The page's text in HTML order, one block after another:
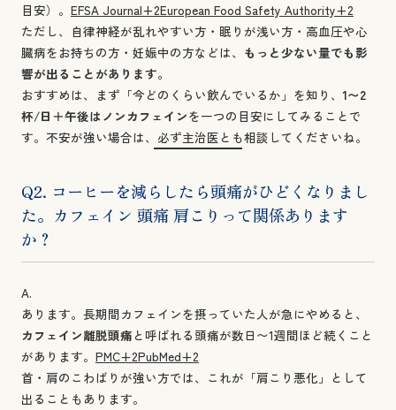
目安）。 EFSA Journal+2European Food Safety Authority+2
ただし、自律神経が乱れやすい方・眠りが浅い方・高血圧や心
臓病をお持ちの方・妊娠中の方などは、 もっと少ない量でも影
響が出ることがあります。
おすすめは、まず「今どのくらい飲んでいるか」を知り、1〜2
杯/日＋午後はノンカフェインを一つの目安にしてみることで
す。不安が強い場合は、必ず主治医とも相談してくださいね。
Q2. コーヒーを減らしたら頭痛がひどくなりまし
た。カフェイン 頭痛 肩こりって関係あります
か？
A.
あります。長期間カフェインを摂っていた人が急にやめると、
カフェイン離脱頭痛と呼ばれる頭痛が数日〜1週間ほど続くこと
があります。 PMC+2PubMed+2
首・肩のこわばりが強い方では、これが「肩こり悪化」として
出ることもあります。